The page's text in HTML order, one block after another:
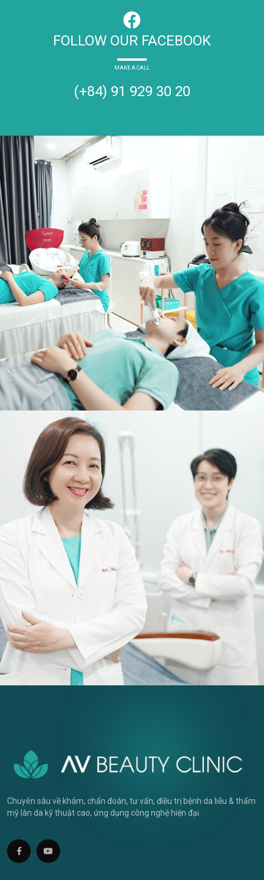
FOLLOW OUR FACEBOOK
MAKE A CALL
(+84) 91 929 30 20
Chuyên sâu về khám, chẩn đoán, tư vấn, điều trị bệnh da liễu & thẩm
mỹ làn da kỹ thuật cao, ứng dụng công nghệ hiện đại.